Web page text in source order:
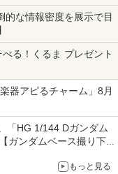
的な情報密度を展示で目
る！くるま プレゼント
体験とコラボの楽しさを
器アピるチャーム」8月
「HG 1/144 Dガンダム
ガンダムベース撮り下
もっと見る